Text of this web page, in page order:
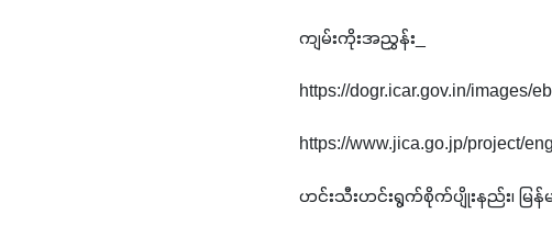
ကျမ်းကိုးအညွှန်း_
https://dogr.icar.gov.in/images/
https://www.jica.go.jp/project/
ဟင်းသီးဟင်းရွက်စိုက်ပျိုးနည်း၊ မြန်